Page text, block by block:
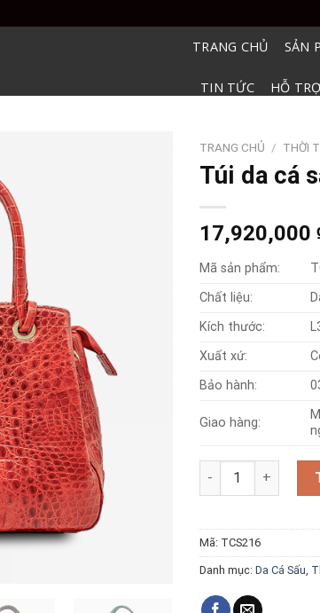
TRANG CHỦ SẢN
TIN TỨC HỖ
TRANG CHỦ / THỜI
Túi da cá
17,920,000
Mã sản phẩm:
Chất liệu:
Kích thước:
Xuất xứ:
Bảo hành:
Giao hàng:
Túi da cá sấu
Mã: TCS216
Danh mục: Da Cá Sấu